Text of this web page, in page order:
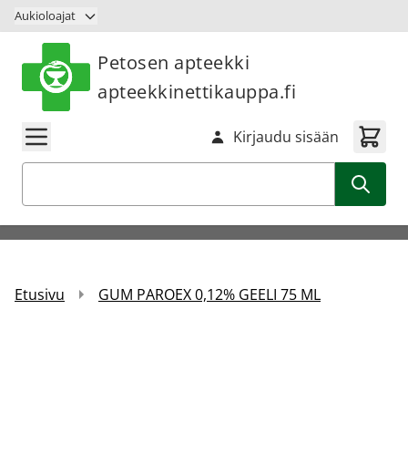
Siirry sisältöön
Aukioloajat
Petosen apteekki
apteekkinettikauppa.fi
Kirjaudu sisään
Etusivu GUM PAROEX 0,12% GEELI 75 ML